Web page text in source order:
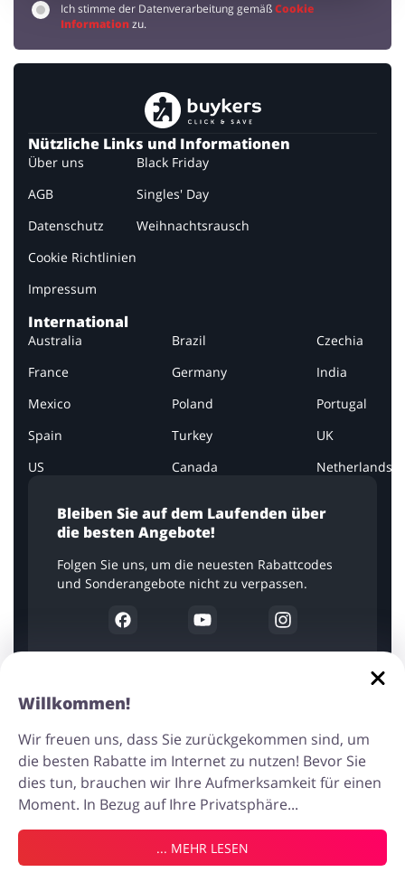
Ich stimme der Datenverarbeitung gemäßCookie
Informationzu.
Bleiben Sie auf dem Laufenden über
die besten Angebote!
Folgen Sie uns, um die neuesten Rabattcodes
und Sonderangebote nicht zu verpassen.
Nützliche Links und Informationen
Über uns
AGB
Datenschutz
Cookie Richtlinien
Impressum
Black Friday
Singles' Day
Weihnachtsrausch
International
Australia Brazil
Czechia
France
Germany
India
Mexico
Poland
Portugal
Spain
Turkey
UK
US
Canada Netherlands
Werbematerialien enthaltenen Grafiken liegen bei den jeweiligen
Nutzer, um unser Angebot und den Inhalt der Website besser an Ihre
Bedürfnisse anzupassen und Sie vor betrügerischen Akteuren zu
schützen. Diese Website verwendet auch Cookies, um beispielsweise
den Traffic auf der Website zu analysieren. Sie können die
Bedingungen für die Speicherung oder den Zugriff auf Cookies in
Willkommen!
Wir freuen uns, dass Sie zurückgekommen sind, um
die besten Rabatte im Internet zu nutzen! Bevor Sie
dies tun, brauchen wir Ihre Aufmerksamkeit für einen
Moment. In Bezug auf Ihre Privatsphäre...
In Bezug auf Änderungen der Datenschutzverordnung
... MEHR LESEN